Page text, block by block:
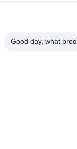
Good day, what